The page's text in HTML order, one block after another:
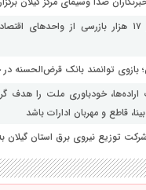
انجام بیش از ۱۷ هزار بازرسی از
بازوی توانمند بانک قرض‌الحسنه
خودباوری ملت را هدف
قاطع و مهربان ادارات باشد
توزیع نیروی برق استان گیلان